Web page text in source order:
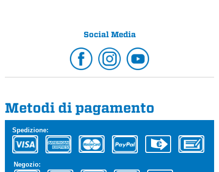
Social Media
Metodi di pagamento
Spedizione:
Negozio: